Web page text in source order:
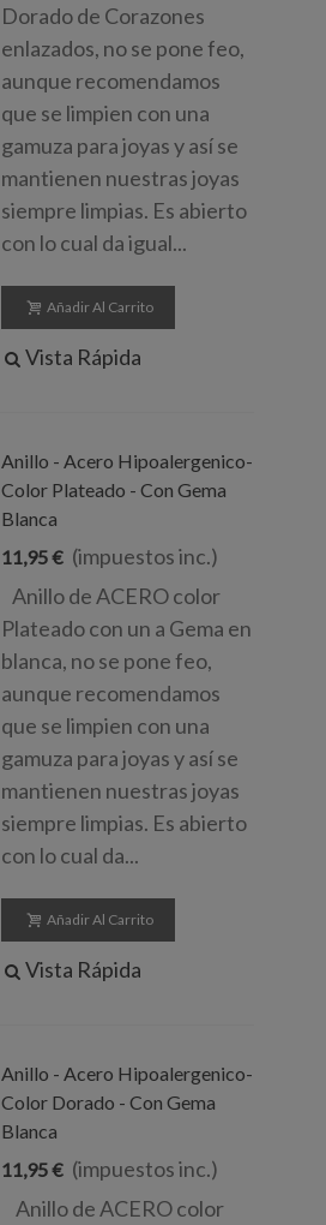
Dorado de Corazones
enlazados, no se pone feo,
aunque recomendamos
que se limpien con una
gamuza para joyas y así se
mantienen nuestras joyas
siempre limpias. Es abierto
con lo cual da igual...
Añadir Al Carrito
Vista Rápida
Anillo - Acero Hipoalergenico-
Color Plateado - Con Gema
Blanca
11,95 € (impuestos inc.)
Anillo de ACERO color
Plateado con un a Gema en
blanca, no se pone feo,
aunque recomendamos
que se limpien con una
gamuza para joyas y así se
mantienen nuestras joyas
siempre limpias. Es abierto
con lo cual da...
Añadir Al Carrito
Vista Rápida
Anillo - Acero Hipoalergenico-
Color Dorado - Con Gema
Blanca
11,95 € (impuestos inc.)
Anillo de ACERO color